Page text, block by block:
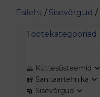
Esileht / Sisevõrgud /
Tootekategooriad
Küttesüsteemid
Sanitaartehnika
Sisevõrgud